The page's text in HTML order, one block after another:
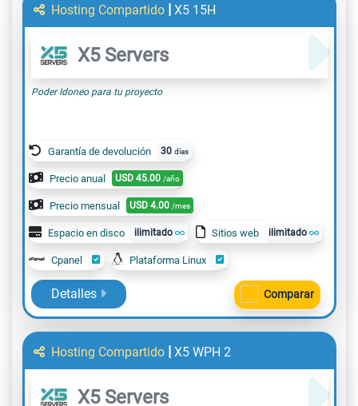
Hosting Compartido | X5 15H
X5 Servers
Poder Idoneo para tu proyecto
Garantía de devolución 30 días
Precio anual USD 45.00 /año
Precio mensual USD 4.00 /mes
Espacio en disco ilimitado Sitios web ilimitado
Cpanel Plataforma Linux
Detalles Comparar
Hosting Compartido | X5 WPH 2
X5 Servers